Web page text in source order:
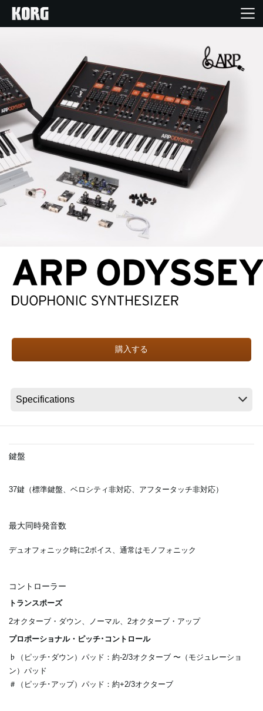
Products
Import Products
Features
Events
Store Locator
News
About KORG
購入する
鍵盤
37鍵（標準鍵盤、ベロシティ非対応、アフタータッチ非対応）
最大同時発音数
デュオフォニック時に2ボイス、通常はモノフォニック
コントローラー
トランスポーズ
2オクターブ・ダウン、ノーマル、2オクターブ・アップ
プロポーショナル・ピッチ･コントロール
♭（ピッチ･ダウン）パッド：約-2/3オクターブ 〜（モジュレーショ
ン）パッド
＃（ピッチ･アップ）パッド：約+2/3オクターブ